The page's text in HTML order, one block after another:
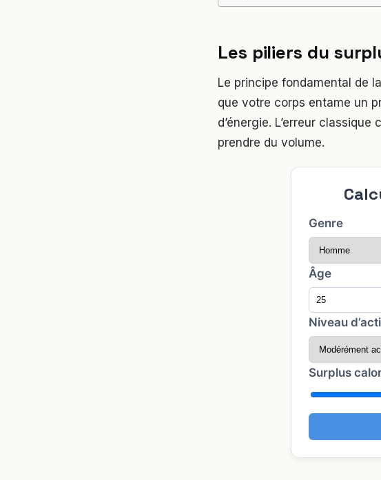
Les piliers du
Le principe fondamental de
que votre corps entame un
d’énergie. L’erreur
prendre du volume.
Genre
Âge
Niveau
Surplus